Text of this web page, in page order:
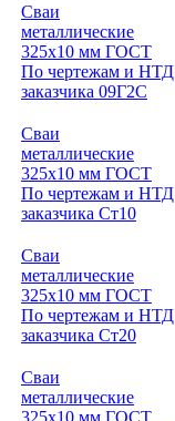
Сваи
металлические
325x10 мм ГОСТ
По чертежам и НТД
заказчика 09Г2С
Сваи
металлические
325x10 мм ГОСТ
По чертежам и НТД
заказчика Ст10
Сваи
металлические
325x10 мм ГОСТ
По чертежам и НТД
заказчика Ст20
Сваи
металлические
325x10 мм ГОСТ